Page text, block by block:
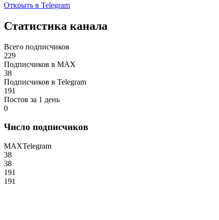
Открыть в Telegram
Статистика канала
Всего подписчиков
229
Подписчиков в MAX
38
Подписчиков в Telegram
191
Постов за 1 день
0
Число подписчиков
MAXTelegram
38
38
191
191